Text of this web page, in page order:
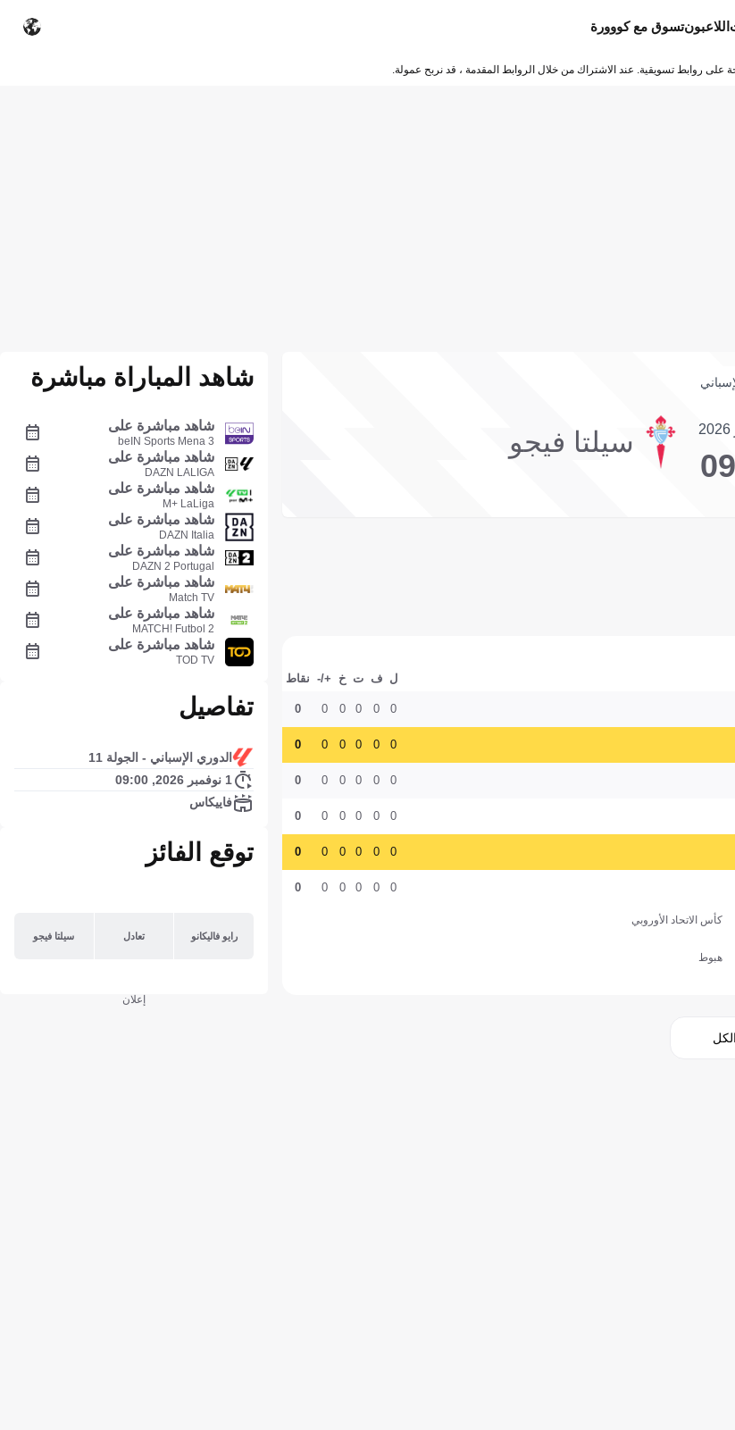
اللاعبونتسوق مع كووورة
على روابط تسويقية. عند الاشتراك من خلال الروابط المقدمة ، قد نربح عمولة.
سيلتا فيجو
ل ف ت خ +/- نقاط
0
0
0
0
0
0
0
0
0
0
0
0
0
0
0
0
0
0
0
0
0
0
0
0
0
0
0
0
0
0
0
0
0
0
0
0
كأس الاتحاد الأوروبي
هبوط
شاهد المباراة مباشرة
شاهد مباشرة على
beIN Sports Mena 3
شاهد مباشرة على
DAZN LALIGA
شاهد مباشرة على
M+ LaLiga
شاهد مباشرة على
DAZN Italia
شاهد مباشرة على
DAZN 2 Portugal
شاهد مباشرة على
Match TV
شاهد مباشرة على
MATCH! Futbol 2
شاهد مباشرة على
TOD TV
تفاصيل
الدوري الإسباني - الجولة 11
1 نوفمبر 2026, 09:00
فاييكاس
توقع الفائز
رايو فاليكانو تعادل سيلتا فيجو
إعلان